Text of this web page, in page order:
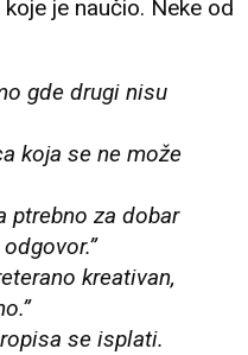
je naučio. Neke od
gde drugi nisu
koja se ne može
ptrebno za dobar
kreativan,
se isplati.